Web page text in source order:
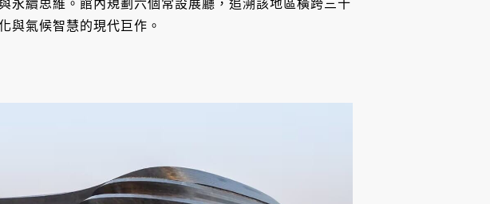
永續思維。館內規劃六個常設展廳，追溯該地區橫跨三十
與氣候智慧的現代巨作。